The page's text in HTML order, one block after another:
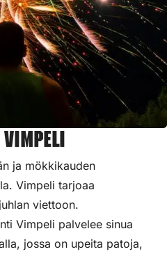
ja mökkikauden
Vimpeli tarjoaa
viettoon.
Vimpeli palvelee sinua
jossa on upeita patoja,